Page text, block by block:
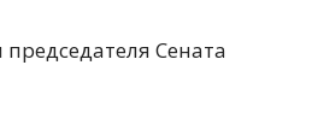
Сената